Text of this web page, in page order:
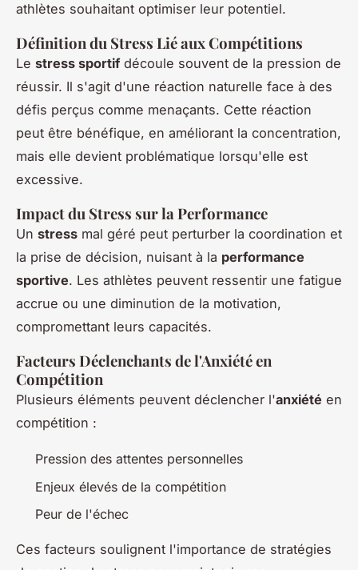
athlètes souhaitant optimiser leur potentiel.
Définition du Stress Lié aux Compétitions
Le stress sportifdécoule souvent de la pression de
réussir. Il s'agit d'une réaction naturelle face à des
défis perçus comme menaçants. Cette réaction
peut être bénéfique, en améliorant la concentration,
mais elle devient problématique lorsqu'elle est
excessive.
Impact du Stress sur la Performance
Un stress mal géré peut perturber la coordination et
la prise de décision, nuisant à la performance
sportive. Les athlètes peuvent ressentir une fatigue
accrue ou une diminution de la motivation,
compromettant leurs capacités.
Facteurs Déclenchants de l'Anxiété en
Compétition
Plusieurs éléments peuvent déclencher l'anxiété en
compétition :
Pression des attentes personnelles
Enjeux élevés de la compétition
Peur de l'échec
Ces facteurs soulignent l'importance de stratégies